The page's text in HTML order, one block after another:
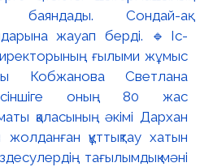
баяндады. Сондай-ақ
жауап берді. 🔹Іс-
ғылыми жұмыс
Кобжанова Светлана
оның 80 жас
қаласының әкімі Дархан
құттықтау хатын
тағылымдық мәні